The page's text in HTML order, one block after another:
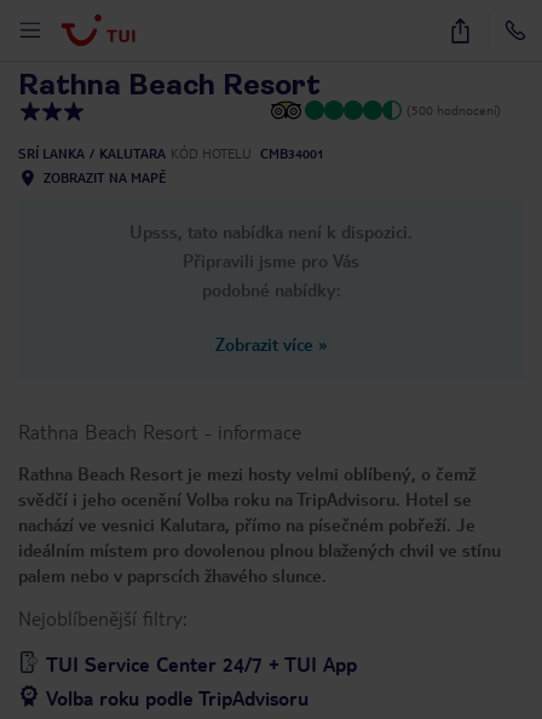
15
Rathna Beach Resort
(500 hodnocení)
SRÍ LANKA KALUTARA KÓD HOTELU
CMB34001
ZOBRAZIT NA MAPĚ
Upsss, tato nabídka není k dispozici.
Připravili jsme pro Vás
podobné nabídky:
Zobrazit více »
Rathna Beach Resort - informace
Rathna Beach Resort je mezi hosty velmi oblíbený, o čemž
svědčí i jeho ocenění Volba roku na TripAdvisoru. Hotel se
nachází ve vesnici Kalutara, přímo na písečném pobřeží. Je
ideálním místem pro dovolenou plnou blažených chvil ve stínu
palem nebo v paprscích žhavého slunce.
Nejoblíbenější filtry:
TUI Service Center 24/7 + TUI App
Volba roku podle TripAdvisoru